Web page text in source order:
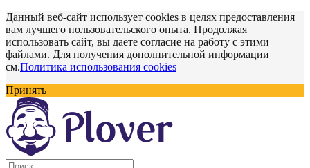
Данный веб-сайт использует cookies в целях предоставления
вам лучшего пользовательского опыта. Продолжая
использовать сайт, вы даете согласие на работу с этими
файлами. Для получения дополнительной информации
см.Политика использования cookies
Принять